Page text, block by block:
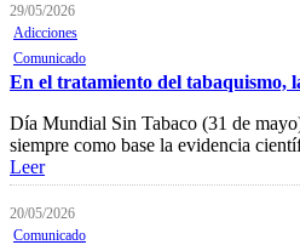
29/05/2026
Adicciones
Comunicado
En el tratamiento del tabaquismo,
Día Mundial Sin Tabaco (31 de
siempre como base la evidencia
Leer
20/05/2026
Comunicado